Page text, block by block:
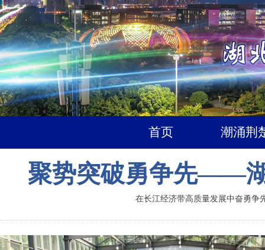
首页 潮涌荆
聚势突破勇争先——
在长江经济带高质量发展中奋勇争